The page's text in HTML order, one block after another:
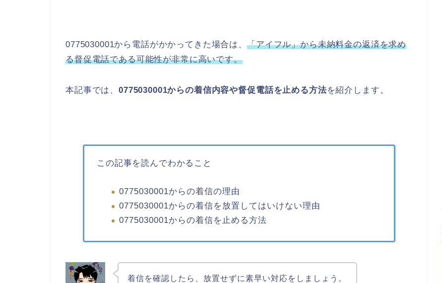
0775030001から電話がかかってきた場合は、 「アイフル」から未納料金の返済を求め
る督促電話である可能性が非常に高いです。
本記事では、0775030001からの着信内容や督促電話を止める方法を紹介します。
この記事を読んでわかること
0775030001からの着信の理由
0775030001からの着信を放置してはいけない理由
0775030001からの着信を止める方法
着信を確認したら、放置せずに素早い対応をしましょう。